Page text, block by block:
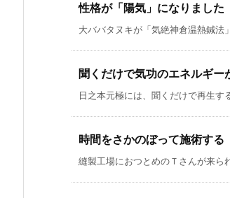
性格が「陽気」になりました
大ババタヌキが「気絶神倉温熱鍼
聞くだけで気功のエネルギー
日之本元極には、聞くだけで再生
時間をさかのぼって施術する
縫製工場におつとめのＴさんが来ら